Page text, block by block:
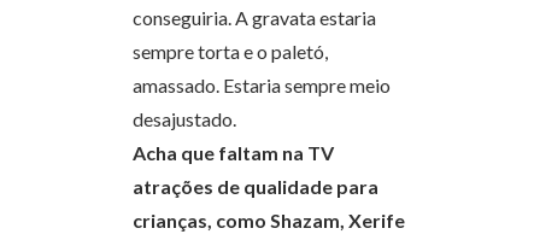
conseguiria. A gravata estaria
sempre torta e o paletó,
amassado. Estaria sempre meio
desajustado.
Acha que faltam na TV
atrações de qualidade para
crianças, como Shazam, Xerife